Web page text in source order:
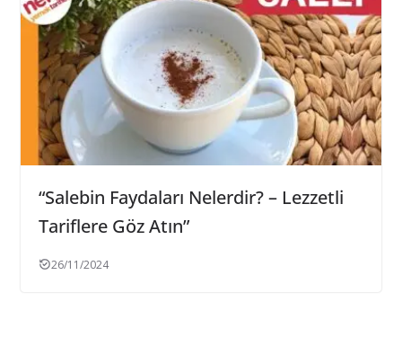
“Salebin Faydaları Nelerdir? – Lezzetli
Tariflere Göz Atın”
26/11/2024